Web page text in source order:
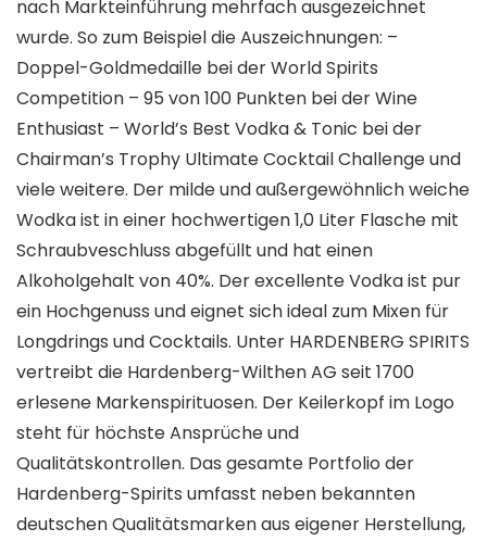
nach Markteinführung mehrfach ausgezeichnet
wurde. So zum Beispiel die Auszeichnungen: –
Doppel-Goldmedaille bei der World Spirits
Competition – 95 von 100 Punkten bei der Wine
Enthusiast – World’s Best Vodka & Tonic bei der
Chairman’s Trophy Ultimate Cocktail Challenge und
viele weitere. Der milde und außergewöhnlich weiche
Wodka ist in einer hochwertigen 1,0 Liter Flasche mit
Schraubveschluss abgefüllt und hat einen
Alkoholgehalt von 40%. Der excellente Vodka ist pur
ein Hochgenuss und eignet sich ideal zum Mixen für
Longdrings und Cocktails. Unter HARDENBERG SPIRITS
vertreibt die Hardenberg-Wilthen AG seit 1700
erlesene Markenspirituosen. Der Keilerkopf im Logo
steht für höchste Ansprüche und
Qualitätskontrollen. Das gesamte Portfolio der
Hardenberg-Spirits umfasst neben bekannten
deutschen Qualitätsmarken aus eigener Herstellung,